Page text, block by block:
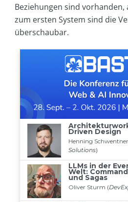
Beziehungen sind vorhanden,
zum ersten System sind die
überschaubar.